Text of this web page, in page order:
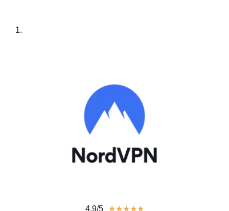
1.
4.9/5 ★★★★★